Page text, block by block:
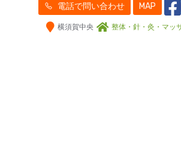
電話で問い合わせ MAP
横須賀中央 整体・針・灸・マッ